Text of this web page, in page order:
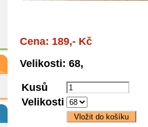
Cena: 189,- Kč
Velikosti: 68,
Kusů
Velikosti